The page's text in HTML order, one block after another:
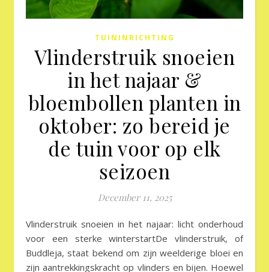
TUININRICHTING
Vlinderstruik snoeien
in het najaar &
bloembollen planten in
oktober: zo bereid je
de tuin voor op elk
seizoen
December 11, 2025
Vlinderstruik snoeien in het najaar: licht onderhoud
voor een sterke winterstartDe vlinderstruik, of
Buddleja, staat bekend om zijn weelderige bloei en
zijn aantrekkingskracht op vlinders en bijen. Hoewel